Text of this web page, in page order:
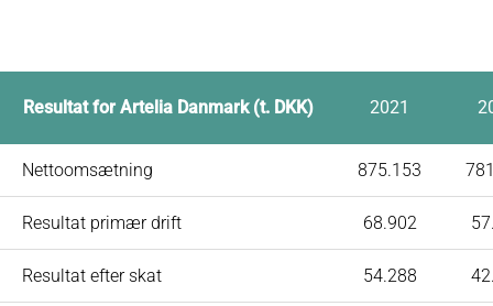
Resultat for Artelia Danmark (t. DKK) 2021
Nettoomsætning 875.153
Resultat primær drift 68.902
Resultat efter skat 54.288